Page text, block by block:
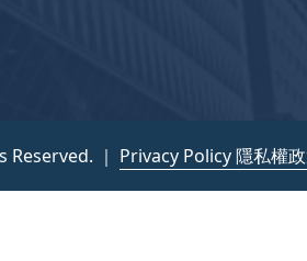
｜ Privacy Policy 隱私權